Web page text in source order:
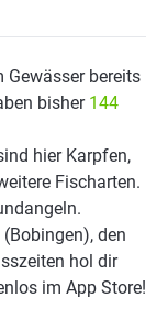
Gewässer bereits
bisher 144
hier Karpfen,
Fischarten.
den
hol dir
im App Store!